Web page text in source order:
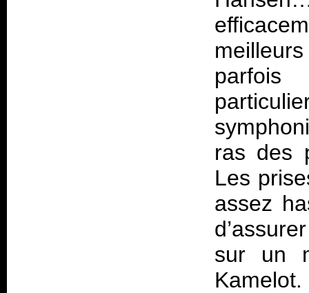
parfois
ras des
Les
assez
sur un
Kamelot.